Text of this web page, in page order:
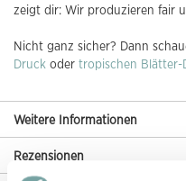
zeigt dir: Wir produzieren fair
Nicht ganz sicher? Dann
Druck oder tropischen Blätter-
Weitere Informationen
Rezensionen